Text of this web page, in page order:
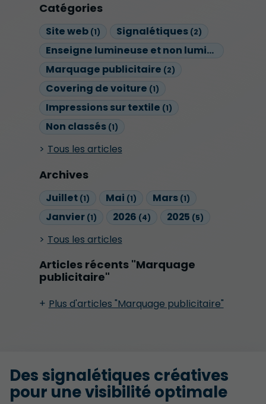
Catégories
Site web (1) Signalétiques (2)
Enseigne lumineuse et non lumineuse
Marquage publicitaire (2)
Covering de voiture (1)
Impressions sur textile (1)
Non classés (1)
Tous les articles
Archives
Juillet (1) Mai (1) Mars (1)
Janvier (1) 2026 (4) 2025 (5)
Tous les articles
Articles récents "Marquage
publicitaire"
Plus d'articles "Marquage publicitaire"
Des signalétiques créatives
pour une visibilité optimale